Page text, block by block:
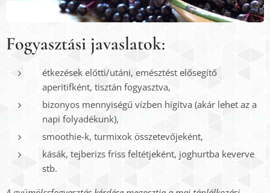
Fogyasztási javaslatok:
étkezések előtti/utáni, emésztést elősegítő
aperitifként, tisztán fogyasztva,
bizonyos mennyiségű vízben hígítva (akár lehet az a
napi folyadékunk),
smoothie-k, turmixok összetevőjeként,
kásák, tejberizs friss feltétjeként, joghurtba keverve
stb.